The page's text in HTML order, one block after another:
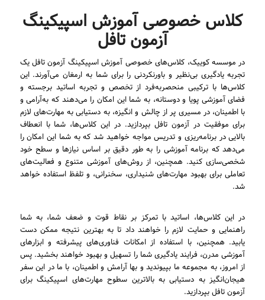
کلاس خصوصی آموزش اسپیکینگ
آزمون تافل
در موسسه کوییک، کلاس‌های خصوصی آموزش اسپیکینگ آزمون تافل یک
تجربه یادگیری بی‌نظیر و باورنکردنی را برای شما به ارمغان می‌آورند. این
کلاس‌ها با ترکیبی منحصربه‌فرد از تخصص و تجربه اساتید برجسته و
فضای آموزشی پویا و دوستانه، به شما این امکان را می‌دهند که به‌آرامی و
با اطمینان، در مسیری پر از چالش و انگیزه، به دستیابی به مهارت‌های لازم
برای موفقیت در آزمون تافل بپردازید. در این کلاس‌ها، شما با انعطاف
بالایی در برنامه‌ریزی و تدریس مواجه خواهید شد که به شما این امکان را
می‌دهد که برنامه آموزشی را به طور دقیق بر اساس نیازها و سطح خود
شخصی‌سازی کنید. همچنین، از روش‌های آموزشی متنوع و فعالیت‌های
تعاملی برای بهبود مهارت‌های شنیداری، سخنرانی، و تلفظ استفاده خواهد
شد.
در این کلاس‌ها، اساتید با تمرکز بر نقاط قوت و ضعف شما، به شما
راهنمایی و حمایت لازم را خواهند داد تا به بهترین نتیجه ممکن دست
یابید. همچنین، با استفاده از امکانات فناوری‌های پیشرفته و ابزارهای
آموزشی مدرن، فرایند یادگیری شما را تسهیل و بهبود خواهند بخشید. پس
از امروز، به مجموعه ما بپیوندید و بها آرامش و اطمینان، با ما در این سفر
هیجان‌انگیز به دستیابی به بالاترین سطوح مهارت‌های اسپیکینگ برای
آزمون تافل بپردازید.